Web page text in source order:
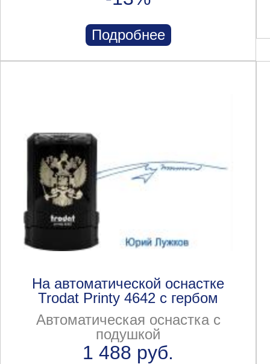
Подробнее
На автоматической оснастке
Trodat Printy 4642 с гербом
Автоматическая оснастка с
подушкой
1 488 руб.